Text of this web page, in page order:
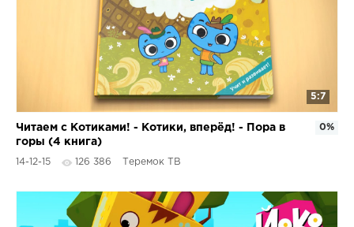
5:7
Читаем с Котиками! - Котики, вперёд! - Пора в
горы (4 книга)
14-12-15 126 386 Теремок ТВ
0%